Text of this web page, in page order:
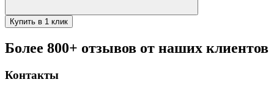
Купить в 1 клик
Более 800+ отзывов от наших клиентов
Контакты